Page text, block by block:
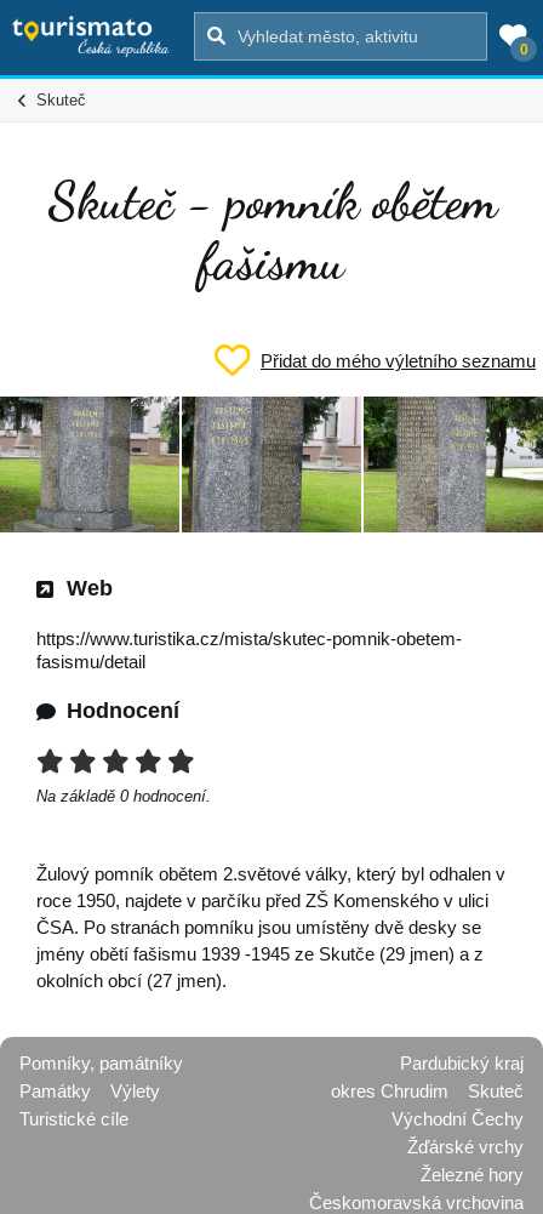
0
Skuteč
Skuteč - pomník obětem
fašismu
Přidat do mého výletního seznamu
Web
https://www.turistika.cz/mista/skutec-pomnik-obetem-
fasismu/detail
Hodnocení
Na základě 0 hodnocení.
Žulový pomník obětem 2.světové války, který byl odhalen v
roce 1950, najdete v parčíku před ZŠ Komenského v ulici
ČSA. Po stranách pomníku jsou umístěny dvě desky se
jmény obětí fašismu 1939 -1945 ze Skutče (29 jmen) a z
okolních obcí (27 jmen).
Pomníky, památníky
Památky
Výlety
Turistické cíle
Pardubický kraj
okres Chrudim
Skuteč
Východní Čechy
Žďárské vrchy
Železné hory
Českomoravská vrchovina